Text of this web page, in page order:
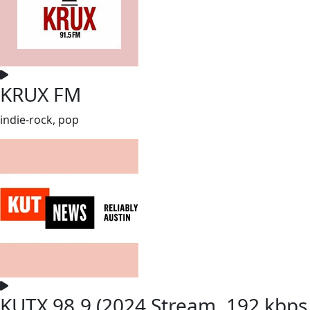
KRUX FM
indie-rock, pop